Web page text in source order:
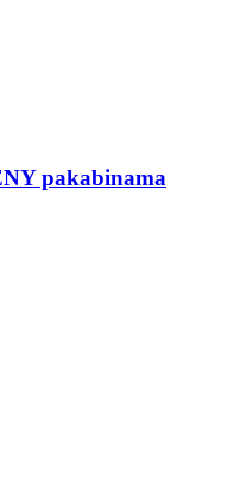
pakabinama